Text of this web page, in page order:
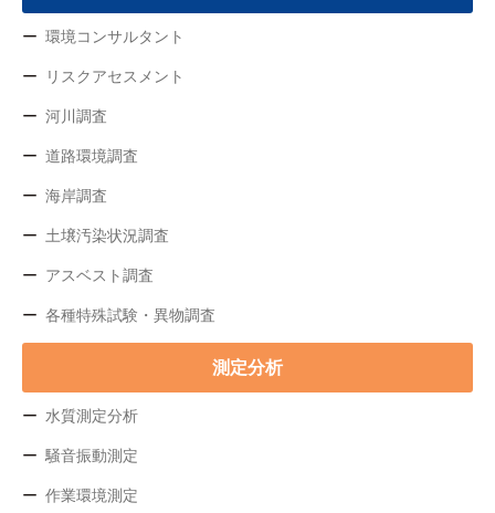
環境コンサルタント
リスクアセスメント
河川調査
道路環境調査
海岸調査
土壌汚染状況調査
アスベスト調査
各種特殊試験・異物調査
測定分析
水質測定分析
騒音振動測定
作業環境測定